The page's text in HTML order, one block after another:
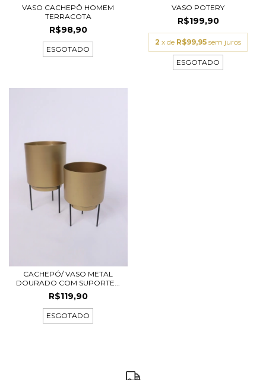
VASO CACHEPÔ HOMEM
TERRACOTA
R$98,90
ESGOTADO
VASO POTERY
R$199,90
2 x de R$99,95 sem juros
ESGOTADO
CACHEPÓ/ VASO METAL
DOURADO COM SUPORTE...
R$119,90
ESGOTADO